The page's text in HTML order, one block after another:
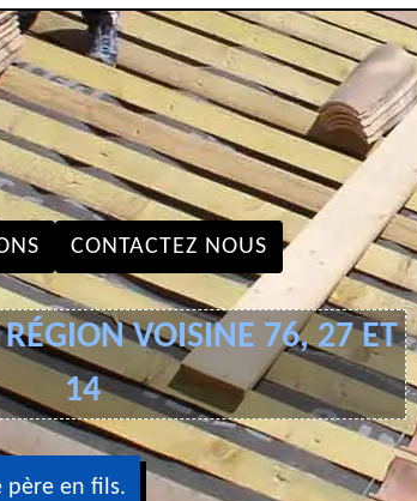
CONTACTEZ NOUS
VOISINE 76, 27 ET
14
père en fils.